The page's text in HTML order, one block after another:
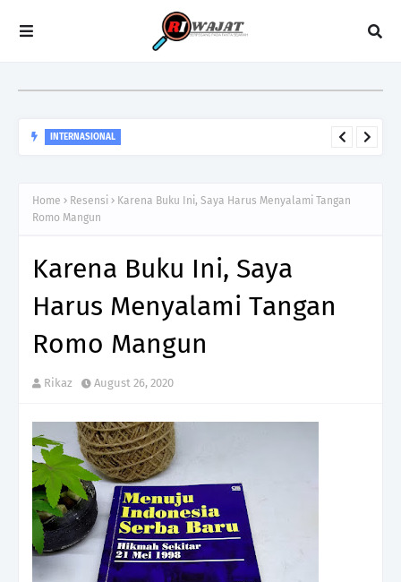
INTERNASIONAL
Home Resensi
Karena Buku Ini, Saya Harus Menyalami Tangan
Romo Mangun
Karena Buku Ini, Saya
Harus Menyalami Tangan
Romo Mangun
Rikaz August 26, 2020